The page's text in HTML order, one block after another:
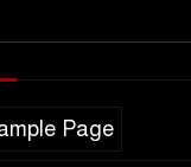
Page